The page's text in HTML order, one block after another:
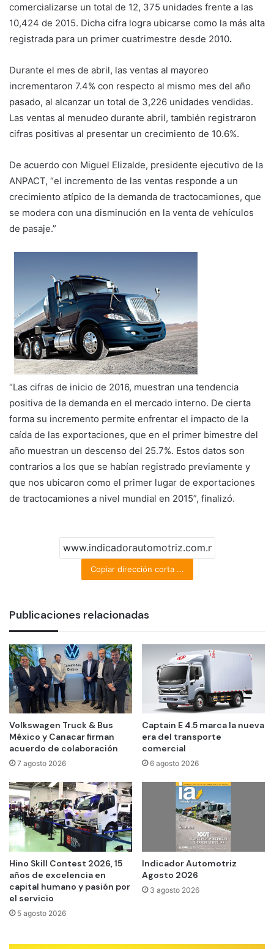
comercializarse un total de 12, 375 unidades frente a las
10,424 de 2015. Dicha cifra logra ubicarse como la más alta
registrada para un primer cuatrimestre desde 2010.
Durante el mes de abril, las ventas al mayoreo
incrementaron 7.4% con respecto al mismo mes del año
pasado, al alcanzar un total de 3,226 unidades vendidas.
Las ventas al menudeo durante abril, también registraron
cifras positivas al presentar un crecimiento de 10.6%.
De acuerdo con Miguel Elizalde, presidente ejecutivo de la
ANPACT, “el incremento de las ventas responde a un
crecimiento atípico de la demanda de tractocamiones, que
se modera con una disminución en la venta de vehículos
de pasaje.”
“Las cifras de inicio de 2016, muestran una tendencia
positiva de la demanda en el mercado interno. De cierta
forma su incremento permite enfrentar el impacto de la
caída de las exportaciones, que en el primer bimestre del
año muestran un descenso del 25.7%. Estos datos son
contrarios a los que se habían registrado previamente y
que nos ubicaron como el primer lugar de exportaciones
de tractocamiones a nivel mundial en 2015”, finalizó.
Copiar dirección corta ...
Publicaciones relacionadas
Volkswagen Truck & Bus
México y Canacar firman
acuerdo de colaboración
7 agosto 2026
Captain E 4.5 marca la nueva
era del transporte
comercial
6 agosto 2026
Hino Skill Contest 2026, 15
años de excelencia en
capital humano y pasión por
el servicio
5 agosto 2026
Indicador Automotriz
Agosto 2026
3 agosto 2026